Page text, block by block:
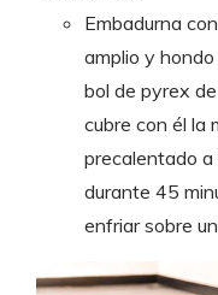
Embadurna
amplio y
bol de pyrex
cubre con él la
precalentado a
durante 45
enfriar sobre